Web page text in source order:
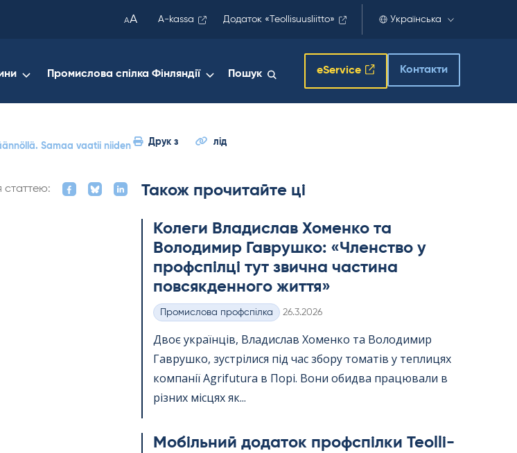
AA A-kassa Додаток «Teollisuusliitto» Українська
Промислова спілка Фінляндії Пошук eService Контакти
Samaa vaatii niiden
Друк з лід
статтею: Також прочитайте ці
Колеги Владислав Хоменко та
Володимир Гаврушко: «Членство у
профспілці тут звична частина
повсякденного життя»
Категорії
Промислова профспілка Kirjoitettu
26.3.2026
Двоє українців, Владислав Хоменко та Володимир
Гаврушко, зустрілися під час збору томатів у теплицях
компанії Agri­fu­tura в Порі. Вони обидва працювали в
різних місцях як...
Мобільний додаток профспілки Teol­li­